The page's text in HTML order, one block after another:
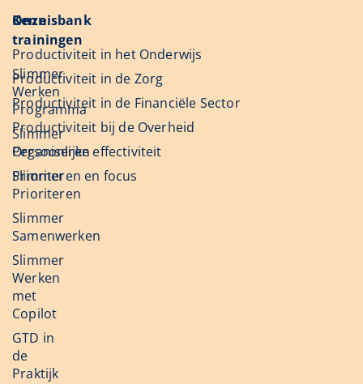
Onze
trainingen
Slimmer
Werken
Programma
Slimmer
Organiseren
Slimmer
Prioriteren
Slimmer
Samenwerken
Slimmer
Werken
met
Copilot
GTD in
de
Praktijk
Kennisbank
Productiviteit in het Onderwijs
Productiviteit in de Zorg
Productiviteit in de Financiële Sector
Productiviteit bij de Overheid
Persoonlijke effectiviteit
Prioriteren en focus